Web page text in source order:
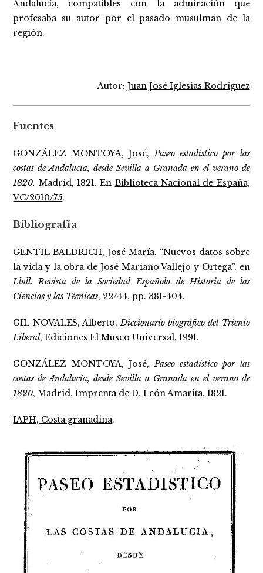
Andalucía, compatibles con la admiración que
profesaba su autor por el pasado musulmán de la
región.
Autor: Juan José Iglesias Rodríguez
Fuentes
GONZÁLEZ MONTOYA, José,Paseo estadístico por las
costas de Andalucía, desde Sevilla a Granada en el verano de
1820, Madrid, 1821. En Biblioteca Nacional de España,
VC/2010/75.
Bibliografía
GENTIL BALDRICH, José María, “Nuevos datos sobre
la vida y la obra de José Mariano Vallejo y Ortega”, en
Llull. Revista de la Sociedad Española de Historia de las
Ciencias y las Técnicas, 22/44, pp. 381-404.
GIL NOVALES, Alberto,Diccionario biográfico del Trienio
Liberal, Ediciones El Museo Universal, 1991.
GONZÁLEZ MONTOYA, José,Paseo estadístico por las
costas de Andalucía, desde Sevilla a Granada en el verano de
1820, Madrid, Imprenta de D. León Amarita, 1821.
IAPH, Costa granadina.